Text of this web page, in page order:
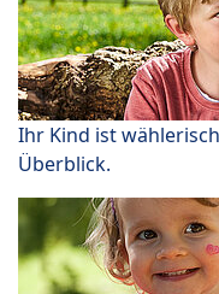
Ihr Kind ist
Überblick.